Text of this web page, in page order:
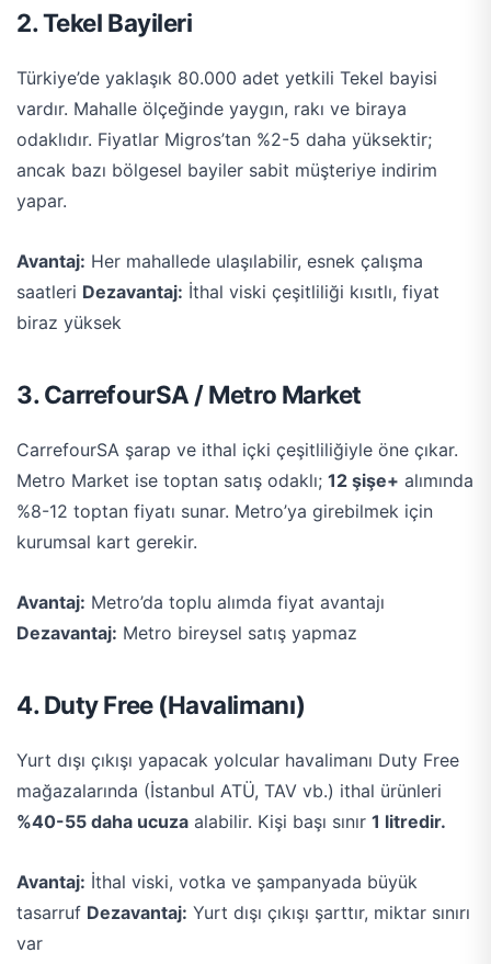
2. Tekel Bayileri
Türkiye’de yaklaşık 80.000 adet yetkili Tekel bayisi
vardır. Mahalle ölçeğinde yaygın, rakı ve biraya
odaklıdır. Fiyatlar Migros’tan %2-5 daha yüksektir;
ancak bazı bölgesel bayiler sabit müşteriye indirim
yapar.
Avantaj: Her mahallede ulaşılabilir, esnek çalışma
saatleri Dezavantaj: İthal viski çeşitliliği kısıtlı, fiyat
biraz yüksek
3. CarrefourSA / Metro Market
CarrefourSA şarap ve ithal içki çeşitliliğiyle öne çıkar.
Metro Market ise toptan satış odaklı; 12 şişe+ alımında
%8-12 toptan fiyatı sunar. Metro’ya girebilmek için
kurumsal kart gerekir.
Avantaj: Metro’da toplu alımda fiyat avantajı
Dezavantaj: Metro bireysel satış yapmaz
4. Duty Free (Havalimanı)
Yurt dışı çıkışı yapacak yolcular havalimanı Duty Free
mağazalarında (İstanbul ATÜ, TAV vb.) ithal ürünleri
%40-55 daha ucuza alabilir. Kişi başı sınır 1 litredir.
Avantaj: İthal viski, votka ve şampanyada büyük
tasarruf Dezavantaj: Yurt dışı çıkışı şarttır, miktar sınırı
var